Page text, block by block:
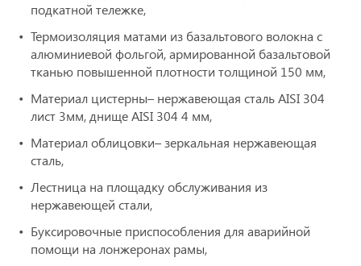
подкатной тележке,
Термоизоляция матами из базальтового волокна с
алюминиевой фольгой, армированной базальтовой
тканью повышенной плотности толщиной 150 мм,
Материал цистерны– нержавеющая сталь AISI 304
лист 3мм, днище AISI 304 4 мм,
Материал облицовки– зеркальная нержавеющая
сталь,
Лестница на площадку обслуживания из
нержавеющей стали,
Буксировочные приспособления для аварийной
помощи на лонжеронах рамы,